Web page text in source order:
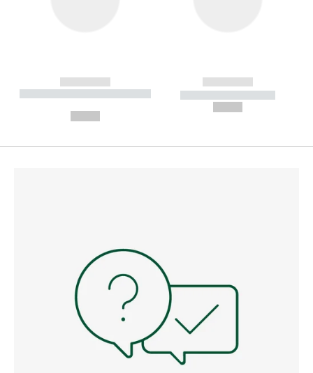
------------
----------- ----------- --------
------------
----------- -----------